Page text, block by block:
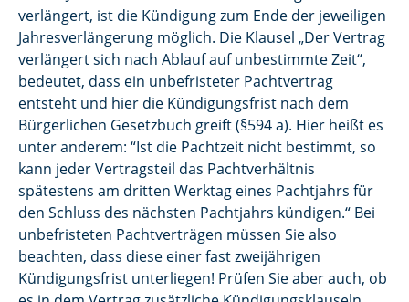
verlängert, ist die Kündigung zum Ende der jeweiligen
Jahresverlängerung möglich. Die Klausel „Der Vertrag
verlängert sich nach Ablauf auf unbestimmte Zeit“,
bedeutet, dass ein unbefristeter Pachtvertrag
entsteht und hier die Kündigungsfrist nach dem
Bürgerlichen Gesetzbuch greift (§594 a). Hier heißt es
unter anderem: “Ist die Pachtzeit nicht bestimmt, so
kann jeder Vertragsteil das Pachtverhältnis
spätestens am dritten Werktag eines Pachtjahrs für
den Schluss des nächsten Pachtjahrs kündigen.“ Bei
unbefristeten Pachtverträgen müssen Sie also
beachten, dass diese einer fast zweijährigen
Kündigungsfrist unterliegen! Prüfen Sie aber auch, ob